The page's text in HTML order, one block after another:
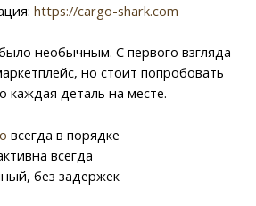
https://cargo-shark.com
необычным. С первого взгляда
но стоит попробовать
каждая деталь на месте.
всегда в порядке
всегда
без задержек